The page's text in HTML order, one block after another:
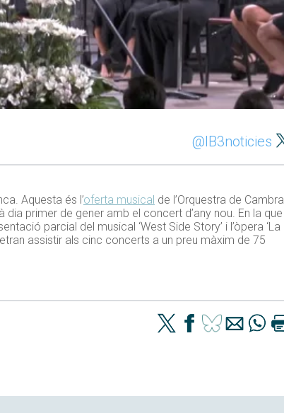
@IB3noticies
Aquesta és l’oferta musical de l’Orquestra de Cambra
primer de gener amb el concert d’any nou. En la que
parcial del musical ‘West Side Story’ i l’òpera ‘La
assistir als cinc concerts a un preu màxim de 75